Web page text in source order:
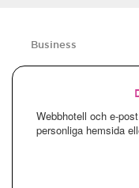
Business
Webbhotell och e-
personliga hemsida